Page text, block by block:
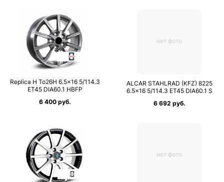
Replica H To26H 6.5×16 5/114.3
ET45 DIA60.1 HBFP
6 400 руб.
нет фото
ALCAR STAHLRAD (KFZ) 8225
6.5×16 5/114.3 ET45 DIA60.1 S
6 692 руб.
нет фото